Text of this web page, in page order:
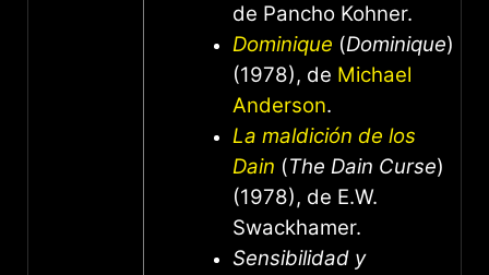
de Pancho Kohner.
Dominique (Dominique)
(1978), de Michael
Anderson.
La maldición de los
Dain (The Dain Curse)
(1978), de E.W.
Swackhamer.
Sensibilidad y